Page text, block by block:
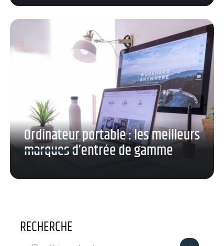
Ordinateur portable : les meilleurs
marques d’entrée de gamme
RECHERCHE